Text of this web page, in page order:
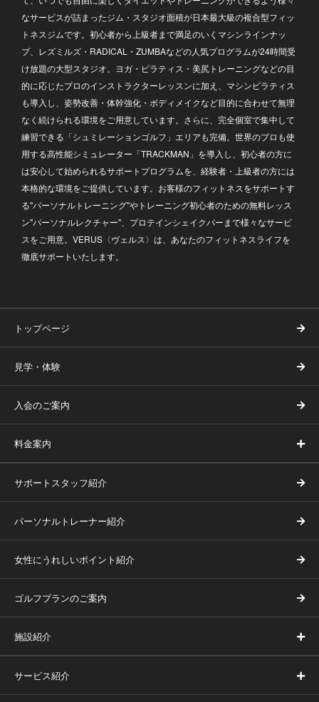
なサービスが詰まったジム・スタジオ面積が日本最大級の複合型フィッ
トネスジムです。初心者から上級者まで満足のいくマシンラインナッ
プ、レズミルズ・RADICAL・ZUMBAなどの人気プログラムが24時間受
け放題の大型スタジオ。ヨガ・ピラティス・美尻トレーニングなどの目
的に応じたプロのインストラクターレッスンに加え、マシンピラティス
も導入し、姿勢改善・体幹強化・ボディメイクなど目的に合わせて無理
なく続けられる環境をご用意しています。さらに、完全個室で集中して
練習できる「シュミレーションゴルフ」エリアも完備。世界のプロも使
用する高性能シミュレーター「TRACKMAN」を導入し、初心者の方に
は安心して始められるサポートプログラムを、経験者・上級者の方には
本格的な環境をご提供しています。お客様のフィットネスをサポートす
る"パーソナルトレーニング"やトレーニング初心者のための無料レッス
ン"パーソナルレクチャー"、プロテインシェイクバーまで様々なサービ
スをご用意。VERUS〈ヴェルス〉は、あなたのフィットネスライフを
徹底サポートいたします。
トップページ
見学・体験
入会のご案内
料金案内
サポートスタッフ紹介
パーソナルトレーナー紹介
女性にうれしいポイント紹介
ゴルフプランのご案内
施設紹介
サービス紹介